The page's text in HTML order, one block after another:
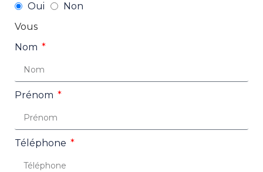
Oui
Non
Vous
Nom
Prénom
Téléphone